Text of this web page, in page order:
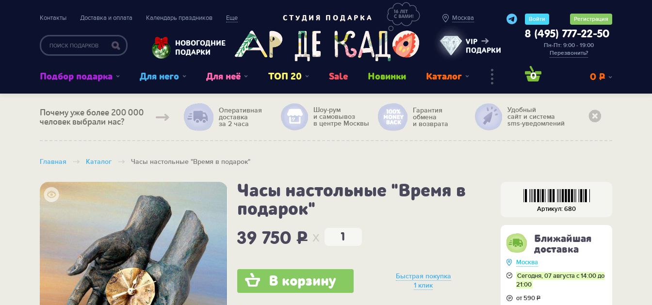
Контакты Доставка и оплата Календарь праздников Еще
НОВОГОДНИЕ
ПОДАРКИ
СТУДИЯ ПОДАРКА Москва
VIP
ПОДАРКИ
Войти Регистрация
8 (495) 777-22-50
Пн-Пт: 9:00 - 19:00
Перезвонить?
Подбор подарка Для него Для неё ТОП 20 Sale Новинки Каталог 0 0 Р
Почему уже более 200 000
человек выбрали нас?
Оперативная
доставка
за 2 часа
Шоу-рум
и самовывоз
в центре Москвы
Гарантия
обмена
и возврата
Удобный
сайт и система
sms-уведомлений
Главная Каталог Часы настольные "Время в подарок"
Часы настольные "Время в
подарок"
39 750P x
В корзину
Быстрая покупка
1 клик
Артикул: 680
Ближайшая
доставка
Москва
Сегодня, 07 августа с 14:00 до
21:00
от 590Р